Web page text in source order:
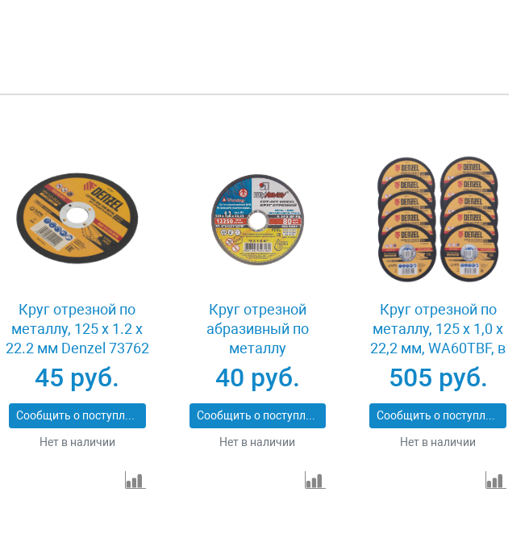
Круг отрезной по
металлу, 125 х 1.2 х
22.2 мм Denzel 73762
45 руб.
Сообщить о поступлении
Нет в наличии
Круг отрезной
абразивный по
металлу
125x1.2x22.2 мм
Луга 3612-125-1.2
40 руб.
Сообщить о поступлении
Нет в наличии
Круг отрезной по
металлу, 125 х 1,0 х
22,2 мм, WA60TBF, в
метал.банке, 10 шт.
Denzel 737610
505 руб.
Сообщить о поступлении
Нет в наличии